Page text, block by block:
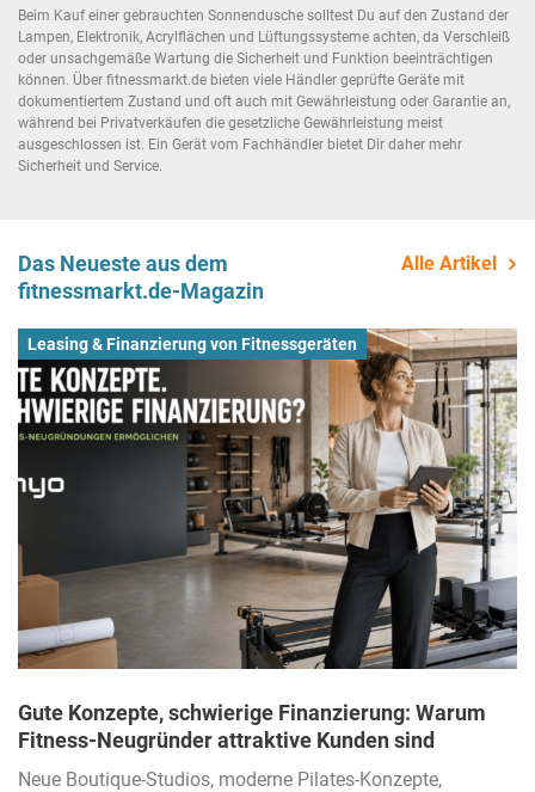
Beim Kauf einer gebrauchten Sonnendusche solltest Du auf den Zustand der
Lampen, Elektronik, Acrylflächen und Lüftungssysteme achten, da Verschleiß
oder unsachgemäße Wartung die Sicherheit und Funktion beeinträchtigen
können. Über fitnessmarkt.de bieten viele Händler geprüfte Geräte mit
dokumentiertem Zustand und oft auch mit Gewährleistung oder Garantie an,
während bei Privatverkäufen die gesetzliche Gewährleistung meist
ausgeschlossen ist. Ein Gerät vom Fachhändler bietet Dir daher mehr
Sicherheit und Service.
Das Neueste aus dem
fitnessmarkt.de-Magazin
Alle Artikel
Leasing & Finanzierung von Fitnessgeräten
Gute Konzepte, schwierige Finanzierung: Warum
Fitness-Neugründer attraktive Kunden sind
Neue Boutique-Studios, moderne Pilates-Konzepte,